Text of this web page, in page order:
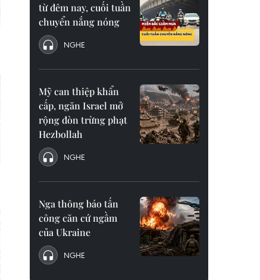
từ đêm nay, cuối tuần
chuyển nắng nóng
NGHE
Mỹ can thiệp khẩn
cấp, ngăn Israel mở
rộng đòn trừng phạt
Hezbollah
NGHE
Nga thông báo tấn
công căn cứ ngầm
của Ukraine
NGHE